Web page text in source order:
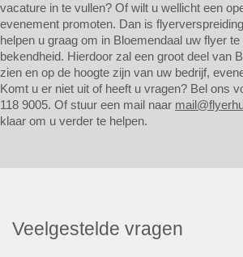
vacature in te vullen? Of wilt u wellicht een
evenement promoten. Dan is
helpen u graag om in Bloemendaal uw flyer
bekendheid. Hierdoor zal een groot deel van
zien en op de hoogte zijn van uw bedrijf,
Komt u er niet uit of heeft u vragen? Bel ons
118 9005. Of stuur een mail naar
klaar om u verder te helpen.
Veelgestelde vragen